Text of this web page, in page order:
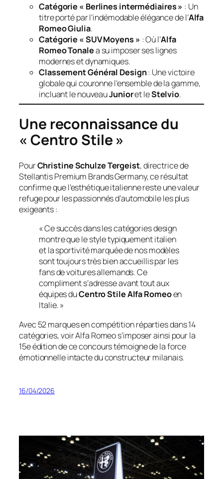
Catégorie « Berlines intermédiaires » : Un
titre porté par l’indémodable élégance de l’Alfa
Romeo Giulia.
Catégorie « SUV Moyens » : Où l’Alfa
Romeo Tonalea su imposer ses lignes
modernes et dynamiques.
Classement Général Design: Une victoire
globale qui couronne l’ensemble de la gamme,
incluant le nouveauJunioret leStelvio.
Une reconnaissance du
« Centro Stile »
PourChristine Schulze Tergeist, directrice de
Stellantis Premium Brands Germany, ce résultat
confirme que l’esthétique italienne reste une valeur
refuge pour les passionnés d’automobile les plus
exigeants :
« Ce succès dans les catégories design
montre que le style typiquement italien
et la sportivité marquée de nos modèles
sont toujours très bien accueillis par les
fans de voitures allemands. Ce
compliment s’adresse avant tout aux
équipes duCentro Stile Alfa Romeoen
Italie. »
Avec 52 marques en compétition réparties dans 14
catégories, voir Alfa Romeo s’imposer ainsi pour la
15e édition de ce concours témoigne de la force
émotionnelle intacte du constructeur milanais.
16/04/2026